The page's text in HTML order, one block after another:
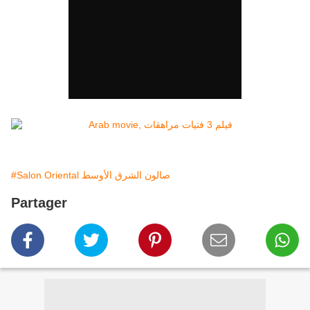
#Salon Oriental صالون الشرق الأوسط
Partager